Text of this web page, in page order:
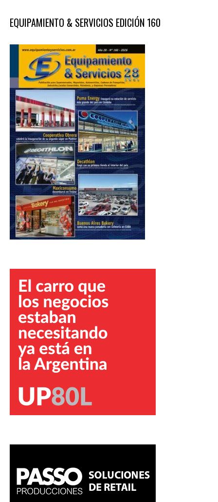
EQUIPAMIENTO & SERVICIOS EDICIÓN 160